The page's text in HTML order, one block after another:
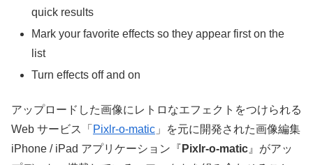
quick results
Mark your favorite effects so they appear first on the
list
Turn effects off and on
アップロードした画像にレトロなエフェクトをつけられる
Web サービス「 Pixlr-o-matic 」を元に開発された画像編集
iPhone / iPad アプリケーション『 Pixlr-o-matic 』がアッ